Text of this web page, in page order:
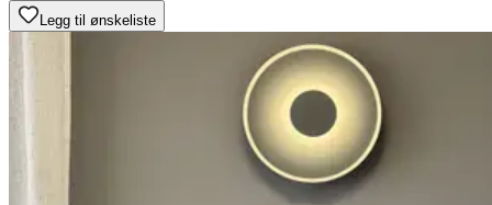
Legg til ønskeliste